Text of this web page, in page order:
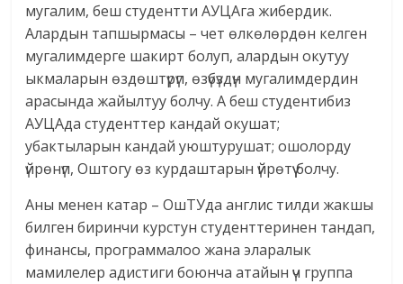
мугалим, беш студентти АУЦАга жибердик.
Алардын тапшырмасы – чет өлкөлөрдөн келген
мугалимдерге шакирт болуп, алардын окутуу
ыкмаларын өздөштүрүп, өзүбүздүн мугалимдердин
арасында жайылтуу болчу. А беш студентибиз
АУЦАда студенттер кандай окушат;
убактыларын кандай уюштурушат; ошолорду
үйрөнүп, Оштогу өз курдаштарын үйрөтүү болчу.
Аны менен катар – ОшТУда англис тилди жакшы
билген биринчи курстун студенттеринен тандап,
финансы, программалоо жана эларалык
мамилелер адистиги боюнча атайын үч группа